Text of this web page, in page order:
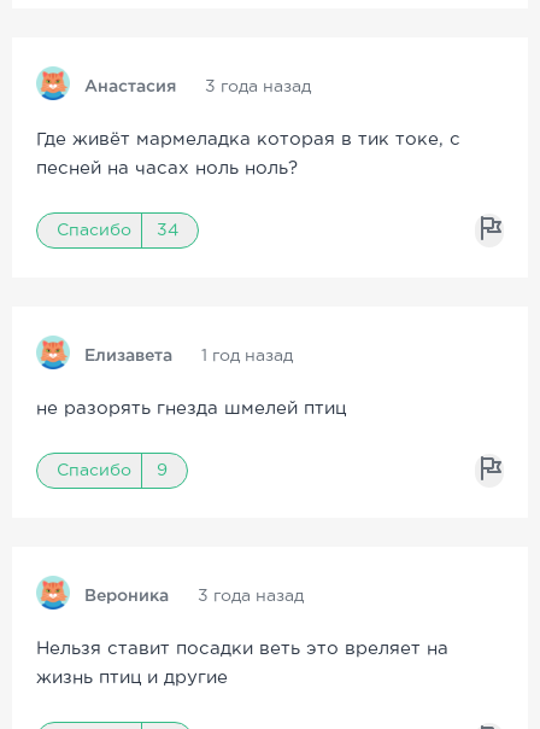
Анастасия 3 года назад
Где живёт мармеладка которая в тик токе, с
песней на часах ноль ноль?
Спасибо 34
Елизавета 1 год назад
не разорять гнезда шмелей птиц
Спасибо 9
Вероника 3 года назад
Нельзя ставит посадки веть это вреляет на
жизнь птиц и другие